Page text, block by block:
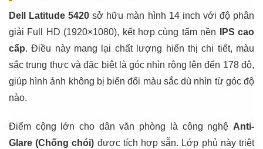
Dell Latitude 5420 sở hữu màn hình 14 inch với độ phân
giải Full HD (1920×1080), kết hợp cùng tấm nền
IPS cao
cấp. Điều này mang lại chất lượng hiển thị chi tiết, màu
sắc trung thực và đặc biệt là góc nhìn rộng lên đến 178 độ,
giúp hình ảnh không bị biến đổi màu sắc dù nhìn từ góc độ
nào.
Điểm cộng lớn cho dân văn phòng là công nghệ Anti-
Glare (Chống chói) được tích hợp sẵn. Lớp phủ này triệt